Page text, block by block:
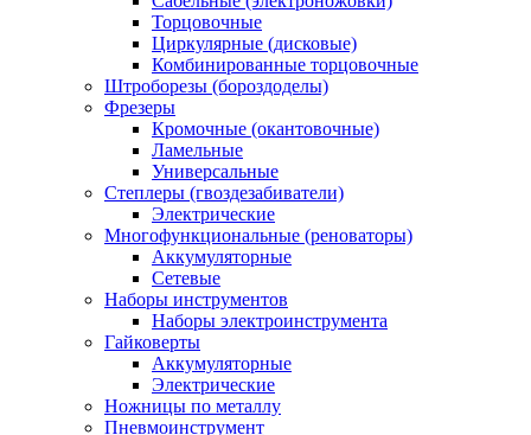
Торцовочные
Циркулярные (дисковые)
Комбинированные торцовочные
Штроборезы (бороздоделы)
Фрезеры
Кромочные (окантовочные)
Ламельные
Универсальные
Степлеры (гвоздезабиватели)
Электрические
Многофункциональные (реноваторы)
Аккумуляторные
Сетевые
Наборы инструментов
Наборы электроинструмента
Гайковерты
Аккумуляторные
Электрические
Ножницы по металлу
Пневмоинструмент